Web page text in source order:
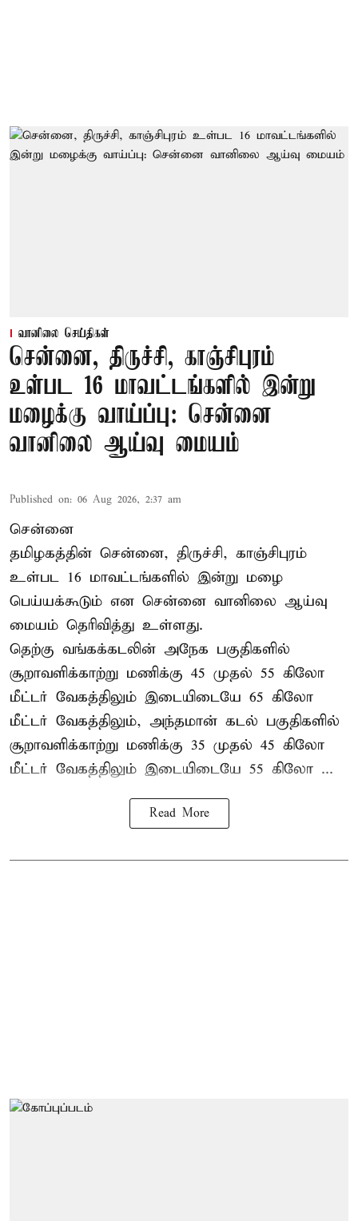
வானிலை செய்திகள்
சென்னை, திருச்சி, காஞ்சிபுரம்
உள்பட 16 மாவட்டங்களில் இன்று
மழைக்கு வாய்ப்பு: சென்னை
வானிலை ஆய்வு மையம்
Published on: 06 Aug 2026, 2:37 am
சென்னை
தமிழகத்தின் சென்னை, திருச்சி, காஞ்சிபுரம்
உள்பட 16 மாவட்டங்களில் இன்று மழை
பெய்யக்கூடும் என சென்னை வானிலை ஆய்வு
மையம் தெரிவித்து உள்ளது.
தெற்கு வங்கக்கடலின் அநேக பகுதிகளில்
சூறாவளிக்காற்று மணிக்கு 45 முதல் 55 கிலோ
மீட்டர் வேகத்திலும் இடையிடையே 65 கிலோ
மீட்டர் வேகத்திலும், அந்தமான் கடல் பகுதிகளில்
சூறாவளிக்காற்று மணிக்கு 35 முதல் 45 கிலோ
மீட்டர் வேகத்திலும் இடையிடையே 55 கிலோ ...
Read More